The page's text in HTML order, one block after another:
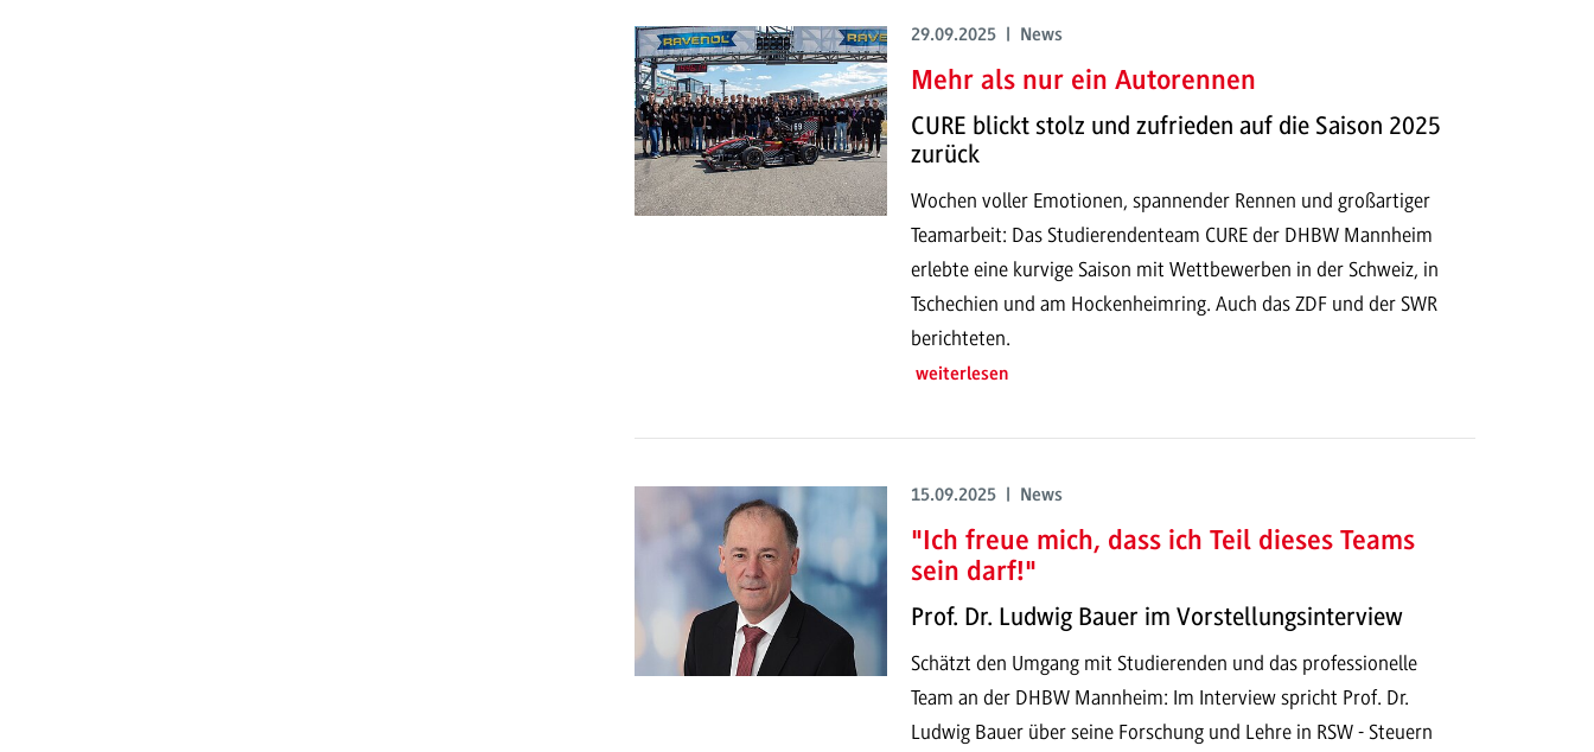
29.09.2025 | News
Mehr als nur ein Autorennen
CURE blickt stolz und zufrieden auf die Saison 2025
zurück
Wochen voller Emotionen, spannender Rennen und großartiger
Teamarbeit: Das Studierendenteam CURE der DHBW Mannheim
erlebte eine kurvige Saison mit Wettbewerben in der Schweiz, in
Tschechien und am Hockenheimring. Auch das ZDF und der SWR
berichteten.
weiterlesen
15.09.2025 | News
"Ich freue mich, dass ich Teil dieses Teams
sein darf!"
Prof. Dr. Ludwig Bauer im Vorstellungsinterview
Schätzt den Umgang mit Studierenden und das professionelle
Team an der DHBW Mannheim: Im Interview spricht Prof. Dr.
Ludwig Bauer über seine Forschung und Lehre in RSW - Steuern